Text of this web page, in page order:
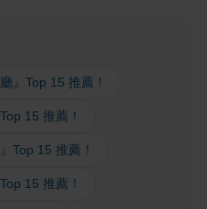
』Top 15 推薦！
15 推薦！
Top 15 推薦！
15 推薦！